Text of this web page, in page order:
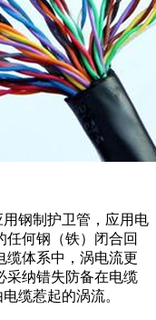
钢制护卫管，应用电
任何钢（铁）闭合回
缆体系中，涡电流更
采纳错失防备在电缆
缆惹起的涡流。